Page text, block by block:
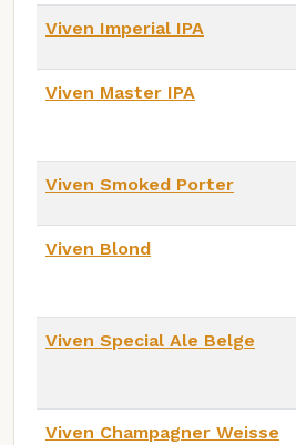
Viven Imperial IPA
Viven Master IPA
Viven Smoked Porter
Viven Blond
Viven Special Ale Belge
Viven Champagner Weisse